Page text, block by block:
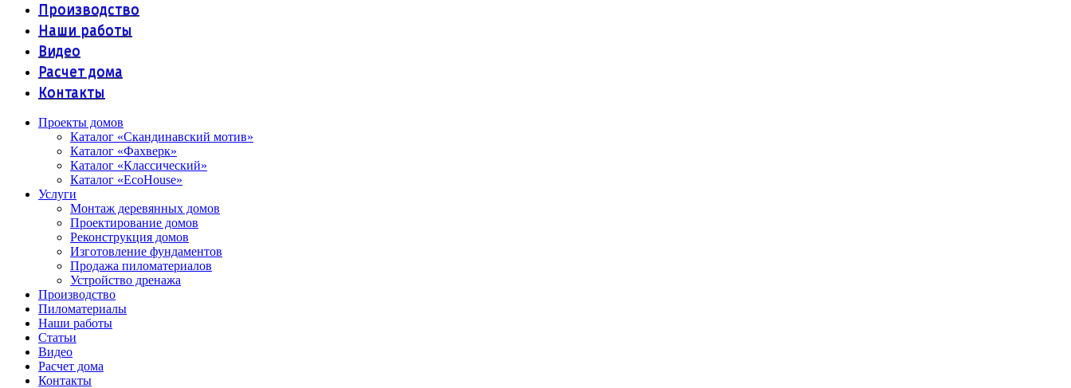
Производство
Наши работы
Видео
Расчет дома
Контакты
Проекты домов
Каталог «Скандинавский мотив»
Каталог «Фахверк»
Каталог «Классический»
Каталог «EcoHouse»
Услуги
Монтаж деревянных домов
Проектирование домов
Реконструкция домов
Изготовление фундаментов
Продажа пиломатериалов
Устройство дренажа
Производство
Пиломатериалы
Наши работы
Статьи
Видео
Расчет дома
Контакты